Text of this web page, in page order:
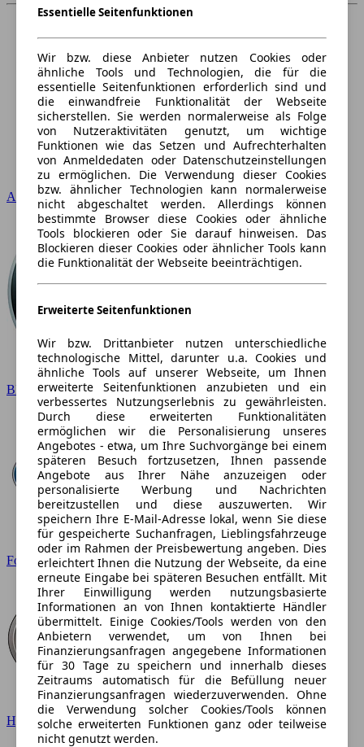
Audi
BMW
Ford
Hyundai
Essentielle Seitenfunktionen
Wir bzw. diese Anbieter nutzen Cookies oder
ähnliche Tools und Technologien, die für die
essentielle Seitenfunktionen erforderlich sind und
die einwandfreie Funktionalität der Webseite
sicherstellen. Sie werden normalerweise als Folge
von Nutzeraktivitäten genutzt, um wichtige
Funktionen wie das Setzen und Aufrechterhalten
von Anmeldedaten oder Datenschutzeinstellungen
zu ermöglichen. Die Verwendung dieser Cookies
bzw. ähnlicher Technologien kann normalerweise
nicht abgeschaltet werden. Allerdings können
bestimmte Browser diese Cookies oder ähnliche
Tools blockieren oder Sie darauf hinweisen. Das
Blockieren dieser Cookies oder ähnlicher Tools kann
die Funktionalität der Webseite beeinträchtigen.
Erweiterte Seitenfunktionen
Wir bzw. Drittanbieter nutzen unterschiedliche
technologische Mittel, darunter u.a. Cookies und
ähnliche Tools auf unserer Webseite, um Ihnen
erweiterte Seitenfunktionen anzubieten und ein
verbessertes Nutzungserlebnis zu gewährleisten.
Durch diese erweiterten Funktionalitäten
ermöglichen wir die Personalisierung unseres
Angebotes - etwa, um Ihre Suchvorgänge bei einem
späteren Besuch fortzusetzen, Ihnen passende
Angebote aus Ihrer Nähe anzuzeigen oder
personalisierte Werbung und Nachrichten
bereitzustellen und diese auszuwerten. Wir
speichern Ihre E-Mail-Adresse lokal, wenn Sie diese
für gespeicherte Suchanfragen, Lieblingsfahrzeuge
oder im Rahmen der Preisbewertung angeben. Dies
erleichtert Ihnen die Nutzung der Webseite, da eine
erneute Eingabe bei späteren Besuchen entfällt. Mit
Ihrer Einwilligung werden nutzungsbasierte
Informationen an von Ihnen kontaktierte Händler
übermittelt. Einige Cookies/Tools werden von den
Anbietern verwendet, um von Ihnen bei
Finanzierungsanfragen angegebene Informationen
für 30 Tage zu speichern und innerhalb dieses
Zeitraums automatisch für die Befüllung neuer
Finanzierungsanfragen wiederzuverwenden. Ohne
die Verwendung solcher Cookies/Tools können
solche erweiterten Funktionen ganz oder teilweise
nicht genutzt werden.